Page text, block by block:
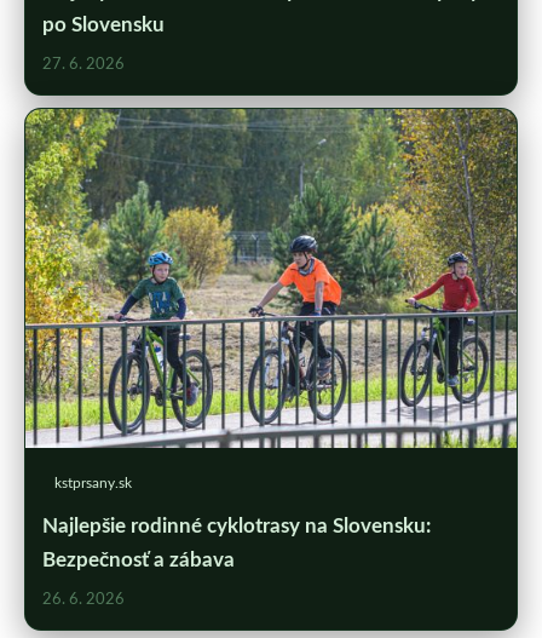
po Slovensku
27. 6. 2026
kstprsany.sk
Najlepšie rodinné cyklotrasy na Slovensku:
Bezpečnosť a zábava
26. 6. 2026